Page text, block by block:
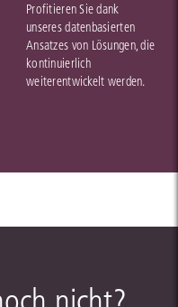
Profitieren Sie dank
unseres datenbasierten
Ansatzes von Lösungen, die
kontinuierlich
weiterentwickelt werden.